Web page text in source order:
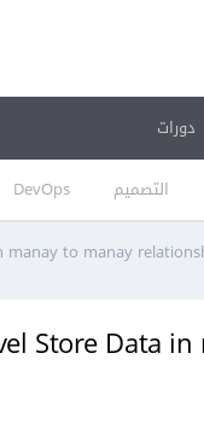
التصميم DevOps
دورات
manay to manay
Store Data